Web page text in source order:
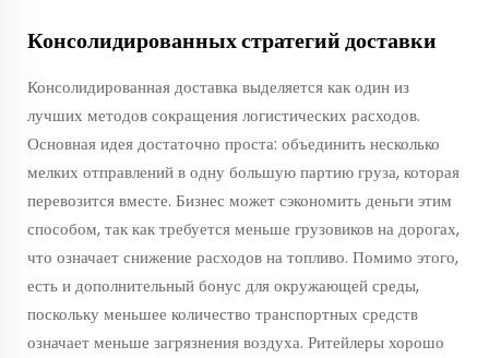
Консолидированных стратегий доставки
Консолидированная доставка выделяется как один из
лучших методов сокращения логистических расходов.
Основная идея достаточно проста: объединить несколько
мелких отправлений в одну большую партию груза, которая
перевозится вместе. Бизнес может сэкономить деньги этим
способом, так как требуется меньше грузовиков на дорогах,
что означает снижение расходов на топливо. Помимо этого,
есть и дополнительный бонус для окружающей среды,
поскольку меньшее количество транспортных средств
означает меньше загрязнения воздуха. Ритейлеры хорошо